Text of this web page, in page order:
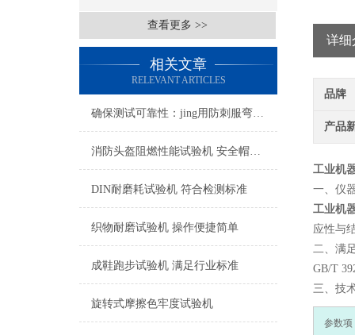
查看更多 >>
相关文章
RELEVANT ARTICLES
确保测试可靠性：jing用防刺服弯曲度测试仪的校准与维护技术
消防头盔阻燃性能试验机 安全帽耐燃性能测试仪
DIN耐磨耗试验机 符合检测标准
织物耐磨试验机 操作便捷简单
成鞋跑步试验机 满足行业标准
旋转式摩擦色牢度试验机
详细
品牌
产品
工业机
‌一、 仪
工业机
应性与
二、满
GB/T
三、技
‌参数项‌